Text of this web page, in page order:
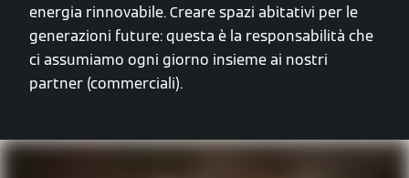
energia rinnovabile. Creare spazi abitativi per le
generazioni future: questa è la responsabilità che
ci assumiamo ogni giorno insieme ai nostri
partner (commerciali).